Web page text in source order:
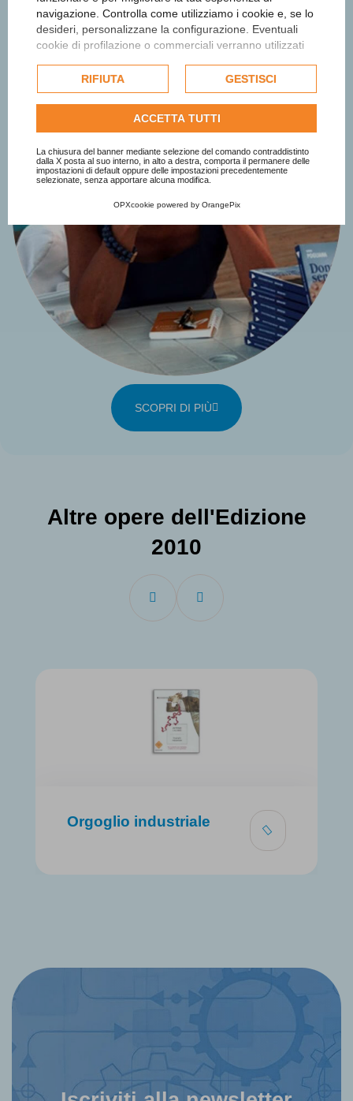
navigazione. Controlla come utilizziamo i cookie e, se lo
desideri, personalizzane la configurazione. Eventuali
cookie di profilazione o commerciali verranno utilizzati
dell'utente e, se consentito, potrebbero essere utilizzati
per personalizzare gli annunci pubblicitari. Per ulteriori
informazioni su come Google utilizza i dati raccolti,
politica sulla privacy di Google
Consulta l'informativa cookie completa.
RIFIUTA GESTISCI
ACCETTA TUTTI
La chiusura del banner mediante selezione del comando contraddistinto
dalla X posta al suo interno, in alto a destra, comporta il permanere delle
impostazioni di default oppure delle impostazioni precedentemente
selezionate, senza apportare alcuna modifica.
OPXcookie powered by OrangePix
affetti e sentimenti nel lavoro (2008).
SCOPRI DI PIÙ
Altre opere dell'Edizione
2010
Orgoglio industriale